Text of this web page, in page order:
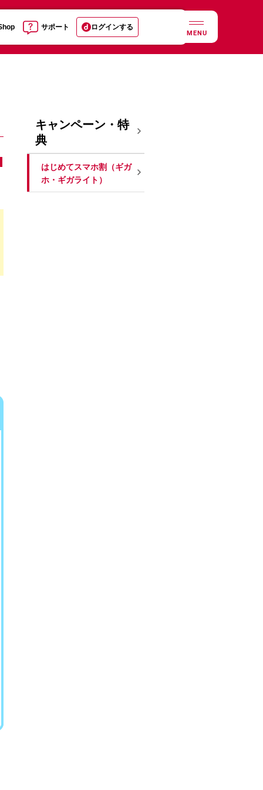
サポート ログインする
MENU
キャンペーン・特
典
はじめてスマホ割（ギガ
ホ・ギガライト）